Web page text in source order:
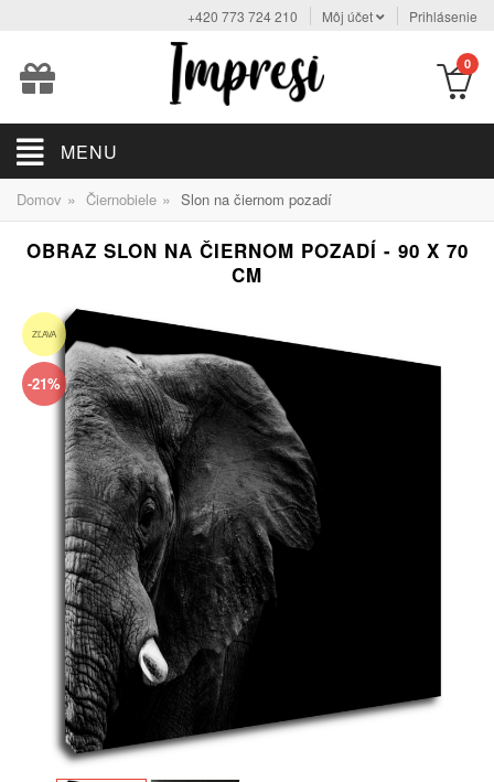
+420 773 724 210 Môj účet Prihlásenie
0
MENU
Domov » Čiernobiele » Slon na čiernom pozadí
OBRAZ SLON NA ČIERNOM POZADÍ - 90 X 70
CM
ZĽAVA
-21%